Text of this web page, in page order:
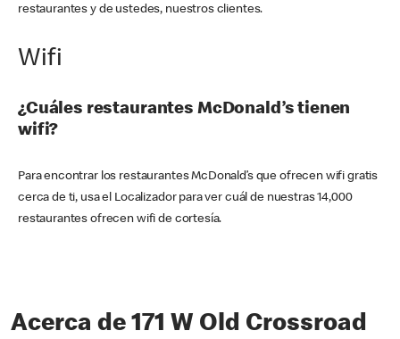
restaurantes y de ustedes, nuestros clientes.
Wifi
¿Cuáles restaurantes McDonald’s tienen
wifi?
Para encontrar los restaurantes McDonald’s que ofrecen wifi gratis
cerca de ti, usa el Localizador para ver cuál de nuestras 14,000
restaurantes ofrecen wifi de cortesía.
Acerca de 171 W Old Crossroad